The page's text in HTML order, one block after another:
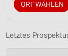
ORT WÄHLEN
Letztes